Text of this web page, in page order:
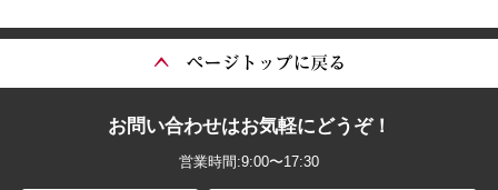
お問い合わせはお気軽にどうぞ！
営業時間:9:00〜17:30